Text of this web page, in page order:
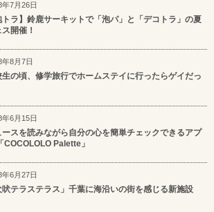
年7月26日
トラ】鈴鹿サーキットで「泡パ」と「デコトラ」の夏
開催！
年8月7日
生の頃、修学旅行でホームステイに行ったらゲイだっ
年6月15日
ースを読みながら自分の心を簡単チェックできるアプ
COCOLOLO Palette」
年6月27日
吠テラステラス」千葉に海沿いの街を感じる新施設